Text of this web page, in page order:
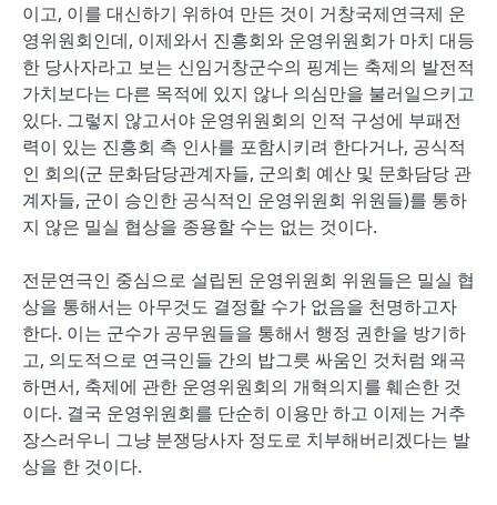
이고, 이를 대신하기 위하여 만든 것이 거창국제연극제 운
영위원회인데, 이제와서 진흥회와 운영위원회가 마치 대등
한 당사자라고 보는 신임거창군수의 핑계는 축제의 발전적
가치보다는 다른 목적에 있지 않나 의심만을 불러일으키고
있다. 그렇지 않고서야 운영위원회의 인적 구성에 부패전
력이 있는 진흥회 측 인사를 포함시키려 한다거나, 공식적
인 회의(군 문화담당관계자들, 군의회 예산 및 문화담당 관
계자들, 군이 승인한 공식적인 운영위원회 위원들)를 통하
지 않은 밀실 협상을 종용할 수는 없는 것이다.
전문연극인 중심으로 설립된 운영위원회 위원들은 밀실 협
상을 통해서는 아무것도 결정할 수가 없음을 천명하고자
한다. 이는 군수가 공무원들을 통해서 행정 권한을 방기하
고, 의도적으로 연극인들 간의 밥그릇 싸움인 것처럼 왜곡
하면서, 축제에 관한 운영위원회의 개혁의지를 훼손한 것
이다. 결국 운영위원회를 단순히 이용만 하고 이제는 거추
장스러우니 그냥 분쟁당사자 정도로 치부해버리겠다는 발
상을 한 것이다.